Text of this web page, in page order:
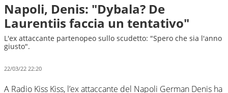
Napoli, Denis: "Dybala? De
Laurentiis faccia un tentativo"
L'ex attaccante partenopeo sullo scudetto: "Spero che sia l'anno
giusto".
22/03/22 22:20
A Radio Kiss Kiss, l’ex attaccante del Napoli German Denis ha